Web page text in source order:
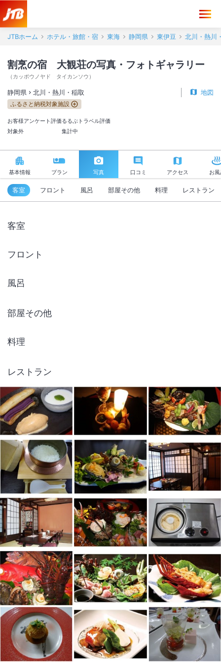
JTBホーム ホテル・旅館・宿 東海 静岡県 東伊豆 北川・熱川
割烹の宿 大観荘の写真・フォトギャラリー
（ カッポウノヤド タイカンソウ ）
静岡県 北川・熱川・稲取 地図
ふるさと納税対象施設
お客様アンケート評価
対象外
るるぶトラベル評価
集計中
基本情報 プラン 写真 口コミ アクセス お
材にこだわった手作りのお料理を一つひとつできたてでお出ししていま
す。
IN チェックイン
15:00/ OUT チェック
10:00
大浴場あり
露天風呂あり
温泉
駅徒歩5分
駐車場あり
客室 フロント 風呂 部屋その他 料理 レストラン
客室
フロント
風呂
部屋その他
料理
レストラン